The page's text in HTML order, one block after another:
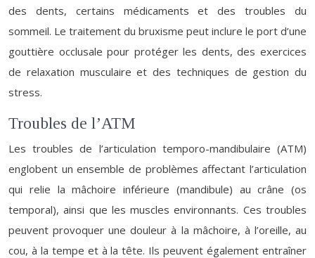
des dents, certains médicaments et des troubles du
sommeil. Le traitement du bruxisme peut inclure le port d’une
gouttière occlusale pour protéger les dents, des exercices
de relaxation musculaire et des techniques de gestion du
stress.
Troubles de l’ATM
Les troubles de l’articulation temporo-mandibulaire (ATM)
englobent un ensemble de problèmes affectant l’articulation
qui relie la mâchoire inférieure (mandibule) au crâne (os
temporal), ainsi que les muscles environnants. Ces troubles
peuvent provoquer une douleur à la mâchoire, à l’oreille, au
cou, à la tempe et à la tête. Ils peuvent également entraîner